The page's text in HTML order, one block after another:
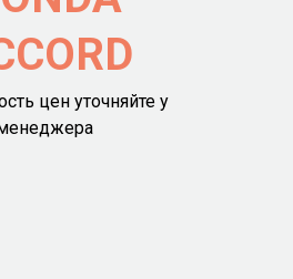
цен уточняйте у